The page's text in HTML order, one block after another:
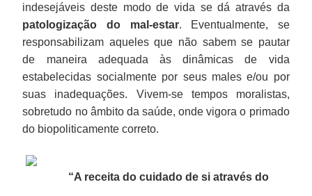
indesejáveis deste modo de vida se dá através da
patologização do mal-estar. Eventualmente, se
responsabilizam aqueles que não sabem se pautar
de maneira adequada às dinâmicas de vida
estabelecidas socialmente por seus males e/ou por
suas inadequações. Vivem-se tempos moralistas,
sobretudo no âmbito da saúde, onde vigora o primado
do biopoliticamente correto.
“A receita do cuidado de si através do